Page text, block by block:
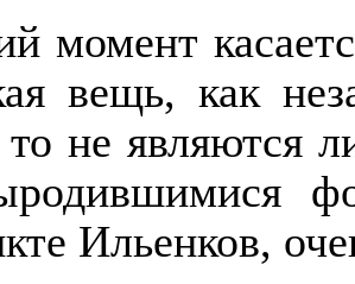
момент
вещь, как
не являются
Ильенков,